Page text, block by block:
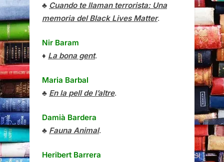
♣ Cuando te llaman terrorista: Una
memoria del Black Lives Matter.
Nir Baram
♦ La bona gent.
Maria Barbal
♣ En la pell de l’altre.
Damià Bardera
♣ Fauna Animal.
Heribert Barrera